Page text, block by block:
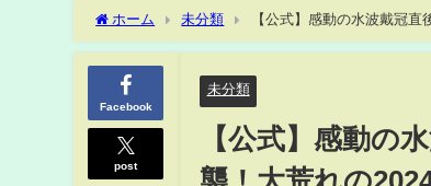
ホーム 未分類 【公式】感動の水波戴冠
Facebook
post
未分類
【公式】感動の
襲！大荒れの